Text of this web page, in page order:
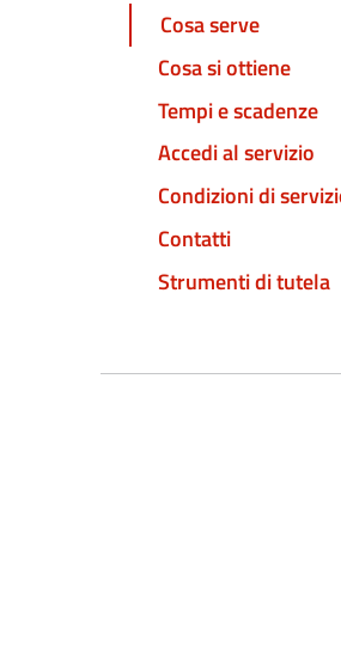
Cosa serve
Cosa si ottiene
Tempi e scadenze
Accedi al servizio
Condizioni di
Contatti
Strumenti di tutela